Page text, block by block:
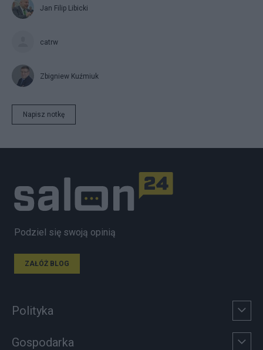
Jan Filip Libicki
catrw
Zbigniew Kuźmiuk
Napisz notkę
Podziel się swoją opinią
ZAŁÓŻ BLOG
Polityka
Gospodarka